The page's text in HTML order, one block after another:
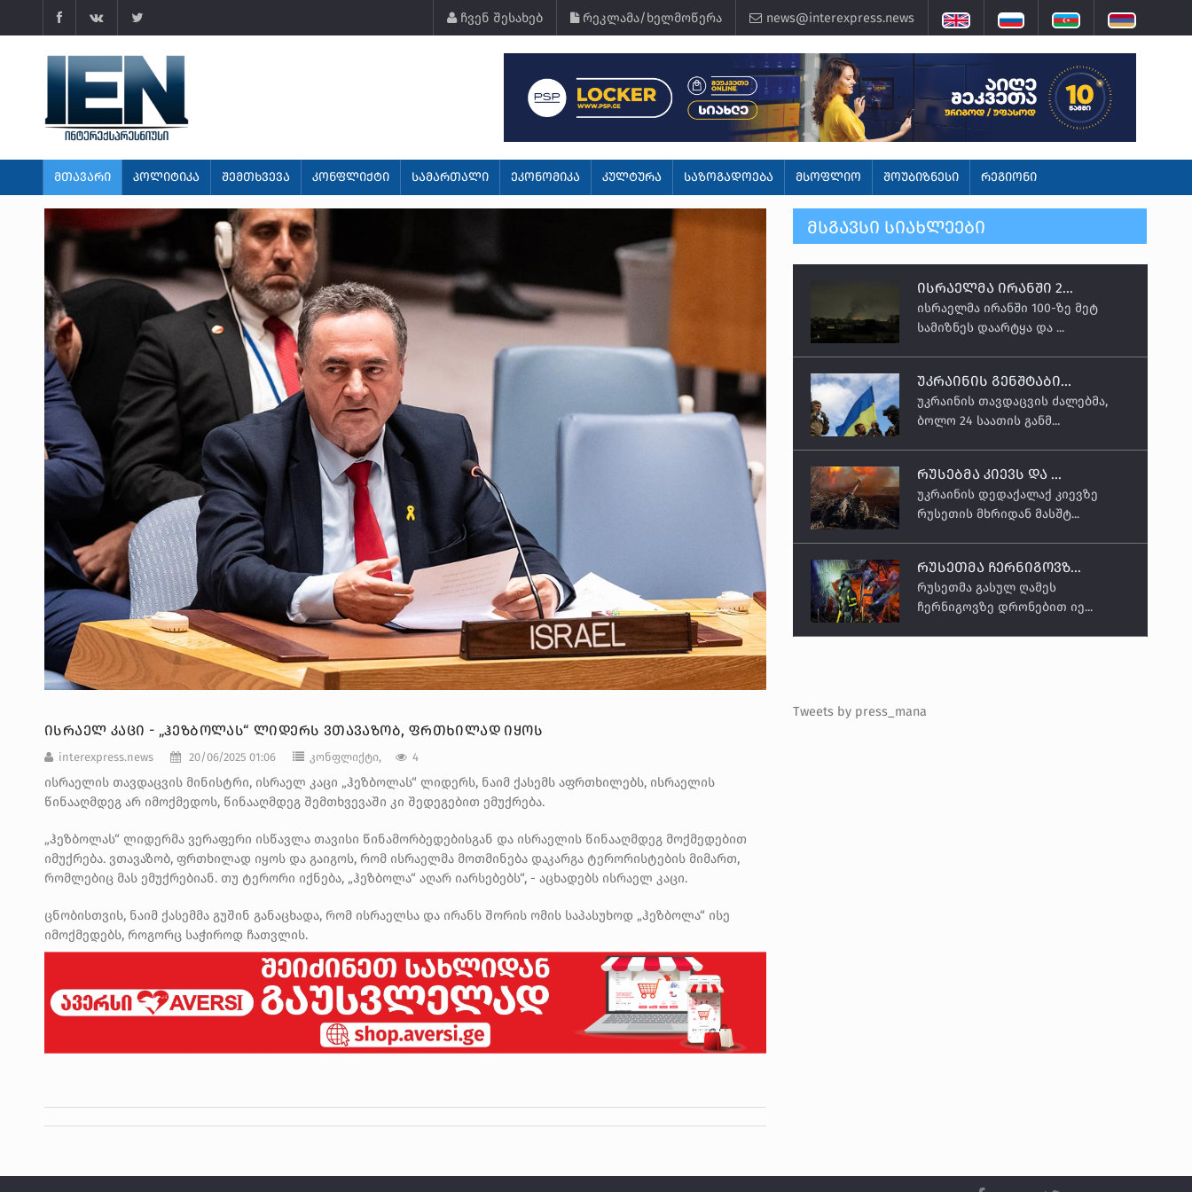
ჩვენ შესახებ რეკლამა/ხელმოწერა news@interexpress.news
ᲛᲗᲐᲕᲐᲠᲘ ᲞᲝᲚᲘᲢᲘᲙᲐ ᲨᲔᲛᲗᲮᲕᲔᲕᲐ ᲙᲝᲜᲤᲚᲘᲥᲢᲘ ᲡᲐᲛᲐᲠᲗᲐᲚᲘ ᲔᲙᲝᲜᲝᲛᲘᲙᲐ ᲙᲣᲚᲢᲣᲠᲐ ᲡᲐᲖᲝᲒᲐᲓᲝᲔᲑᲐ ᲛᲡᲝᲤᲚᲘᲝ ᲨᲝᲣᲑᲘᲖᲜᲔᲡᲘ ᲠᲔᲒᲘᲝᲜᲘ
ᲘᲡᲠᲐᲔᲚ ᲙᲐᲪᲘ - „ᲰᲔᲖᲑᲝᲚᲐᲡ“ ᲚᲘᲓᲔᲠᲡ ᲕᲗᲐᲕᲐᲖᲝᲑ, ᲤᲠᲗᲮᲘᲚᲐᲓ ᲘᲧᲝᲡ
interexpress.news 20/06/2025 01:06 კონფლიქტი, 4
ისრაელის თავდაცვის მინისტრი, ისრაელ კაცი „ჰეზბოლას“ ლიდერს, ნაიმ ქასემს აფრთხილებს, ისრაელის
წინააღმდეგ არ იმოქმედოს, წინააღმდეგ შემთხვევაში კი შედეგებით ემუქრება.
„ჰეზბოლას“ ლიდერმა ვერაფერი ისწავლა თავისი წინამორბედებისგან და ისრაელის წინააღმდეგ მოქმედებით
იმუქრება. ვთავაზობ, ფრთხილად იყოს და გაიგოს, რომ ისრაელმა მოთმინება დაკარგა ტერორისტების მიმართ,
რომლებიც მას ემუქრებიან. თუ ტერორი იქნება, „ჰეზბოლა“ აღარ იარსებებს“, - აცხადებს ისრაელ კაცი.
ცნობისთვის, ნაიმ ქასემმა გუშინ განაცხადა, რომ ისრაელსა და ირანს შორის ომის საპასუხოდ „ჰეზბოლა“ ისე
იმოქმედებს, როგორც საჭიროდ ჩათვლის.
ᲛᲡᲒᲐᲕᲡᲘ ᲡᲘᲐᲮᲚᲔᲔᲑᲘ
ისრაელმა ირანში 2...
ისრაელმა ირანში 100-ზე მეტ
სამიზნეს დაარტყა და ...
უკრაინის გენშტაბი...
უკრაინის თავდაცვის ძალებმა,
ბოლო 24 საათის განმ...
რუსებმა კიევს და ...
უკრაინის დედაქალაქ კიევზე
რუსეთის მხრიდან მასშტ...
რუსეთმა ჩერნიგოვზ...
რუსეთმა გასულ ღამეს
ჩერნიგოვზე დრონებით იე...
Tweets by press_mana